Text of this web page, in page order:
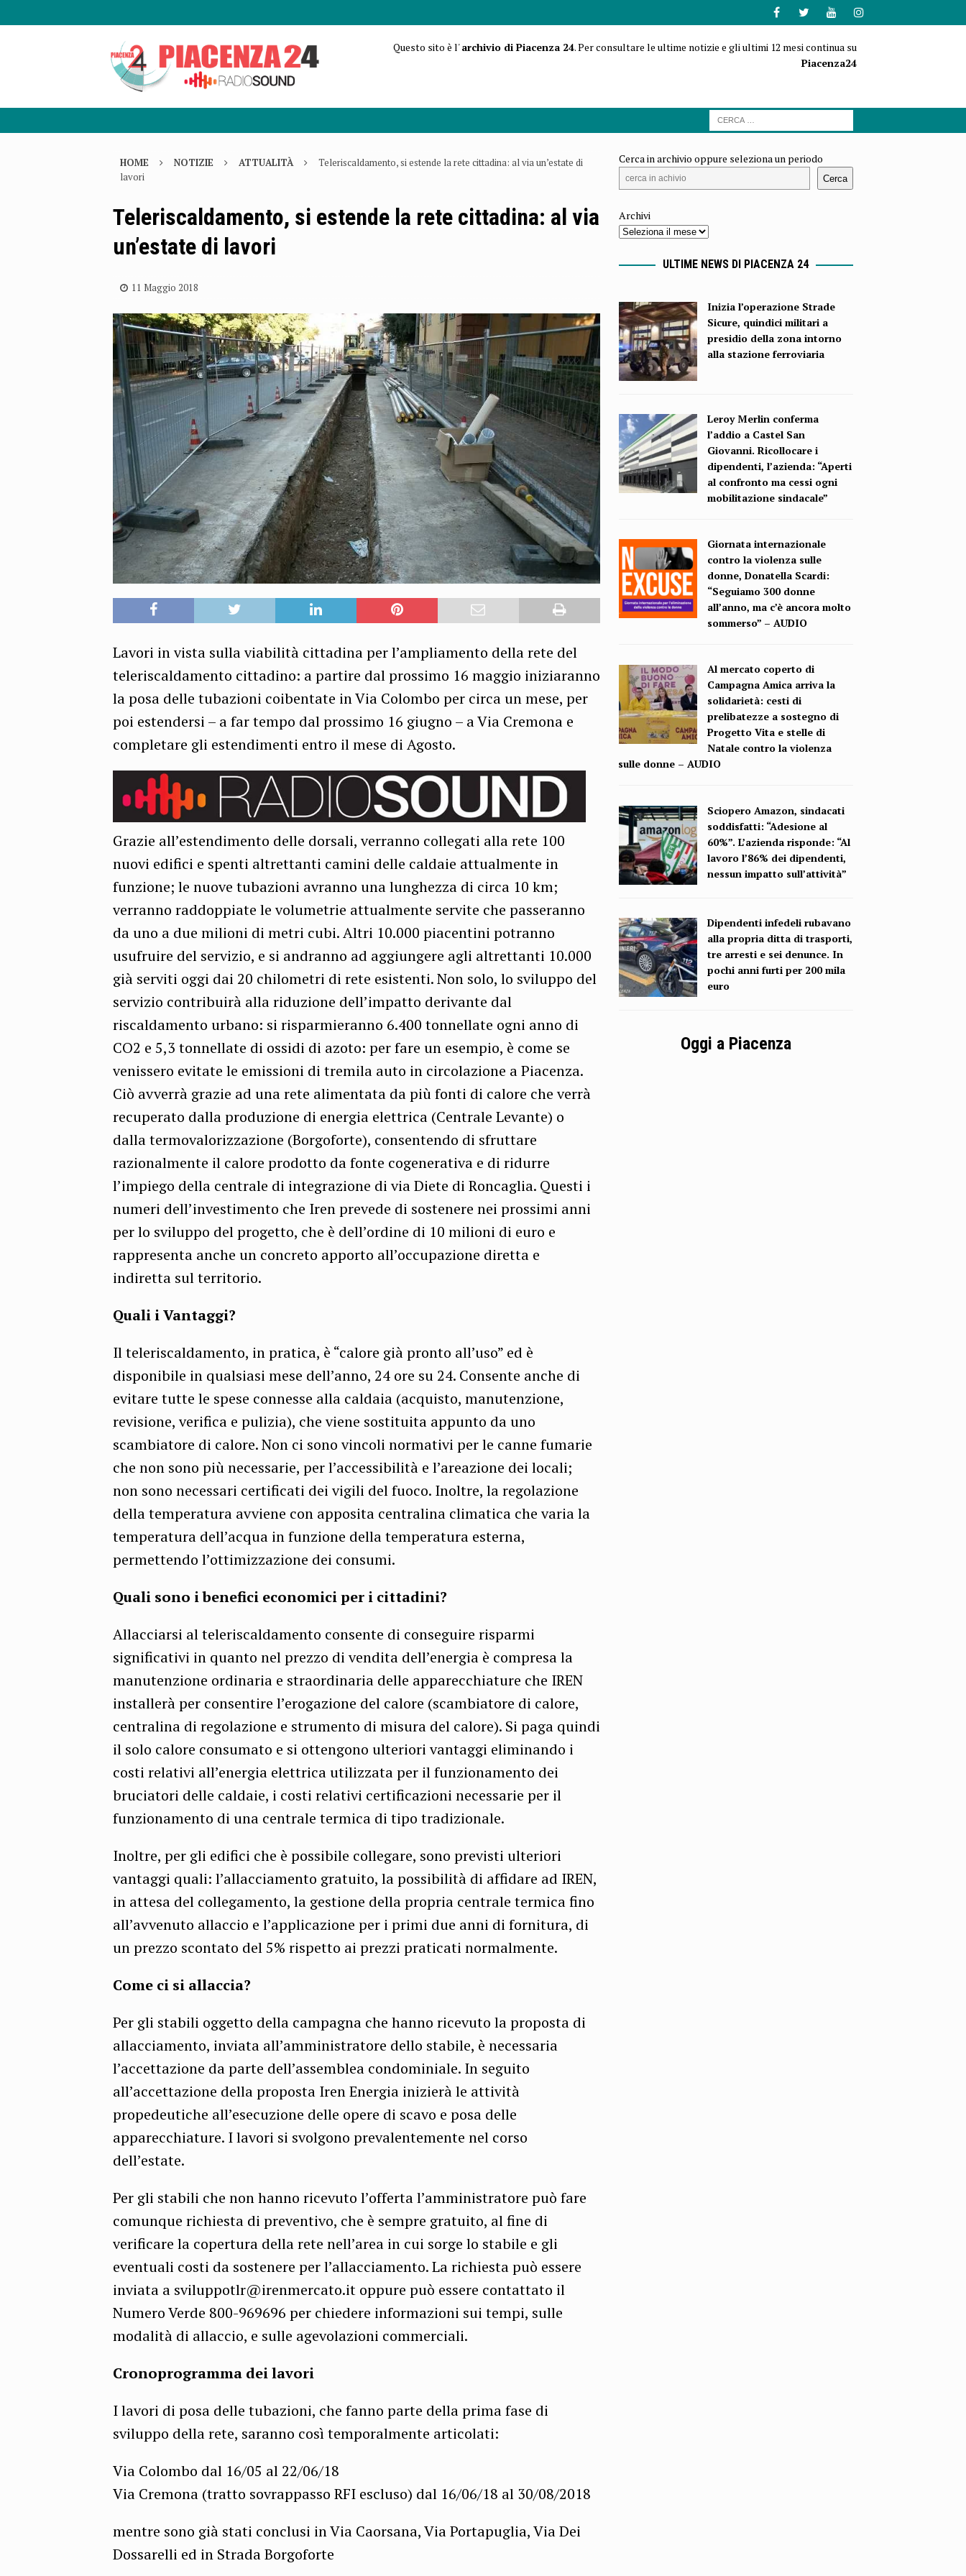
Questo sito è l'archivio di Piacenza 24. Per consultare le ultime notizie e gli ultimi 12 mesi continua su
Piacenza24
HOME NOTIZIE ATTUALITÀ
Teleriscaldamento, si estende la rete cittadina: al via un’estate di
lavori
Teleriscaldamento, si estende la rete cittadina: al via
un’estate di lavori
11 Maggio 2018
Lavori in vista sulla viabilità cittadina per l’ampliamento della rete del
teleriscaldamento cittadino: a partire dal prossimo 16 maggio iniziaranno
la posa delle tubazioni coibentate in Via Colombo per circa un mese, per
poi estendersi – a far tempo dal prossimo 16 giugno – a Via Cremona e
completare gli estendimenti entro il mese di Agosto.
Grazie all’estendimento delle dorsali, verranno collegati alla rete 100
nuovi edifici e spenti altrettanti camini delle caldaie attualmente in
funzione; le nuove tubazioni avranno una lunghezza di circa 10 km;
verranno raddoppiate le volumetrie attualmente servite che passeranno
da uno a due milioni di metri cubi. Altri 10.000 piacentini potranno
usufruire del servizio, e si andranno ad aggiungere agli altrettanti 10.000
già serviti oggi dai 20 chilometri di rete esistenti. Non solo, lo sviluppo del
servizio contribuirà alla riduzione dell’impatto derivante dal
riscaldamento urbano: si risparmieranno 6.400 tonnellate ogni anno di
CO2 e 5,3 tonnellate di ossidi di azoto: per fare un esempio, è come se
venissero evitate le emissioni di tremila auto in circolazione a Piacenza.
Ciò avverrà grazie ad una rete alimentata da più fonti di calore che verrà
recuperato dalla produzione di energia elettrica (Centrale Levante) o
dalla termovalorizzazione (Borgoforte), consentendo di sfruttare
razionalmente il calore prodotto da fonte cogenerativa e di ridurre
l’impiego della centrale di integrazione di via Diete di Roncaglia. Questi i
numeri dell’investimento che Iren prevede di sostenere nei prossimi anni
per lo sviluppo del progetto, che è dell’ordine di 10 milioni di euro e
rappresenta anche un concreto apporto all’occupazione diretta e
indiretta sul territorio.
Quali i Vantaggi?
Il teleriscaldamento, in pratica, è “calore già pronto all’uso” ed è
disponibile in qualsiasi mese dell’anno, 24 ore su 24. Consente anche di
evitare tutte le spese connesse alla caldaia (acquisto, manutenzione,
revisione, verifica e pulizia), che viene sostituita appunto da uno
scambiatore di calore. Non ci sono vincoli normativi per le canne fumarie
che non sono più necessarie, per l’accessibilità e l’areazione dei locali;
non sono necessari certificati dei vigili del fuoco. Inoltre, la regolazione
della temperatura avviene con apposita centralina climatica che varia la
temperatura dell’acqua in funzione della temperatura esterna,
permettendo l’ottimizzazione dei consumi.
Quali sono i benefici economici per i cittadini?
Allacciarsi al teleriscaldamento consente di conseguire risparmi
significativi in quanto nel prezzo di vendita dell’energia è compresa la
manutenzione ordinaria e straordinaria delle apparecchiature che IREN
installerà per consentire l’erogazione del calore (scambiatore di calore,
centralina di regolazione e strumento di misura del calore). Si paga quindi
il solo calore consumato e si ottengono ulteriori vantaggi eliminando i
costi relativi all’energia elettrica utilizzata per il funzionamento dei
bruciatori delle caldaie, i costi relativi certificazioni necessarie per il
funzionamento di una centrale termica di tipo tradizionale.
Inoltre, per gli edifici che è possibile collegare, sono previsti ulteriori
vantaggi quali: l’allacciamento gratuito, la possibilità di affidare ad IREN,
in attesa del collegamento, la gestione della propria centrale termica fino
all’avvenuto allaccio e l’applicazione per i primi due anni di fornitura, di
un prezzo scontato del 5% rispetto ai prezzi praticati normalmente.
Come ci si allaccia?
Per gli stabili oggetto della campagna che hanno ricevuto la proposta di
allacciamento, inviata all’amministratore dello stabile, è necessaria
l’accettazione da parte dell’assemblea condominiale. In seguito
all’accettazione della proposta Iren Energia inizierà le attività
propedeutiche all’esecuzione delle opere di scavo e posa delle
apparecchiature. I lavori si svolgono prevalentemente nel corso
dell’estate.
Per gli stabili che non hanno ricevuto l’offerta l’amministratore può fare
comunque richiesta di preventivo, che è sempre gratuito, al fine di
verificare la copertura della rete nell’area in cui sorge lo stabile e gli
eventuali costi da sostenere per l’allacciamento. La richiesta può essere
inviata a sviluppotlr@irenmercato.it oppure può essere contattato il
Numero Verde 800-969696 per chiedere informazioni sui tempi, sulle
modalità di allaccio, e sulle agevolazioni commerciali.
Cronoprogramma dei lavori
I lavori di posa delle tubazioni, che fanno parte della prima fase di
sviluppo della rete, saranno così temporalmente articolati:
Via Colombo dal 16/05 al 22/06/18
Via Cremona (tratto sovrappasso RFI escluso) dal 16/06/18 al 30/08/2018
mentre sono già stati conclusi in Via Caorsana, Via Portapuglia, Via Dei
Dossarelli ed in Strada Borgoforte
Cerca in archivio oppure seleziona un periodo
Cerca
Archivi
ULTIME NEWS DI PIACENZA 24
Inizia l’operazione Strade
Sicure, quindici militari a
presidio della zona intorno
alla stazione ferroviaria
Leroy Merlin conferma
l’addio a Castel San
Giovanni. Ricollocare i
dipendenti, l’azienda: “Aperti
al confronto ma cessi ogni
mobilitazione sindacale”
Giornata internazionale
contro la violenza sulle
donne, Donatella Scardi:
“Seguiamo 300 donne
all’anno, ma c’è ancora molto
sommerso” – AUDIO
Al mercato coperto di
Campagna Amica arriva la
solidarietà: cesti di
prelibatezze a sostegno di
Progetto Vita e stelle di
Natale contro la violenza
sulle donne – AUDIO
Sciopero Amazon, sindacati
soddisfatti: “Adesione al
60%”. L’azienda risponde: “Al
lavoro l’86% dei dipendenti,
nessun impatto sull’attività”
Dipendenti infedeli rubavano
alla propria ditta di trasporti,
tre arresti e sei denunce. In
pochi anni furti per 200 mila
euro
Oggi a Piacenza